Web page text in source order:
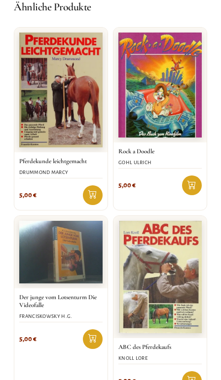
Ähnliche Produkte
Pferdekunde leichtgemacht
DRUMMOND MARCY
5,00€
Rock a Doodle
GOHL ULRICH
5,00€
Der junge vom Lotsenturm Die
Videofalle
FRANCISKOWSKY H.G.
5,00€
ABC des Pferdekaufs
KNOLL LORE